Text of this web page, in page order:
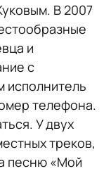
В 2007
и
с
исполнитель
телефона.
У двух
треков,
песню «Мой